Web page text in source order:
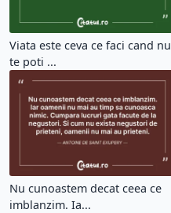
Viata este ceva ce faci cand nu
te poti ...
Nu cunoastem decat ceea ce
imblanzim. Ia...